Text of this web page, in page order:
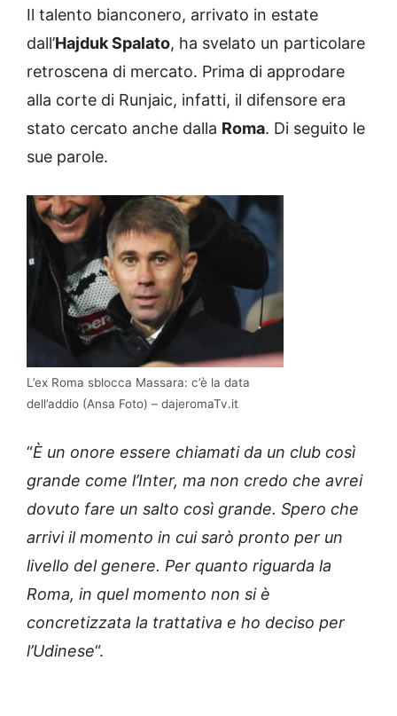
Il talento bianconero, arrivato in estate
dall’Hajduk Spalato, ha svelato un particolare
retroscena di mercato. Prima di approdare
alla corte di Runjaic, infatti, il difensore era
stato cercato anche dalla Roma. Di seguito le
sue parole.
L’ex Roma sblocca Massara: c’è la data
dell’addio (Ansa Foto) – dajeromaTv.it
“È un onore essere chiamati da un club così
grande come l’Inter, ma non credo che avrei
dovuto fare un salto così grande. Spero che
arrivi il momento in cui sarò pronto per un
livello del genere. Per quanto riguarda la
Roma, in quel momento non si è
concretizzata la trattativa e ho deciso per
l’Udinese“.